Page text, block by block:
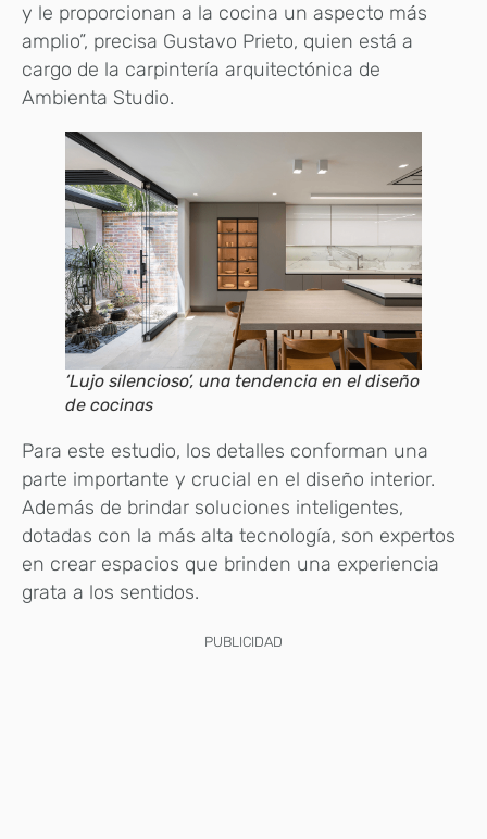
y le proporcionan a la cocina un aspecto más
amplio”, precisa Gustavo Prieto, quien está a
cargo de la carpintería arquitectónica de
Ambienta Studio.
‘Lujo silencioso’, una tendencia en el diseño
de cocinas
Para este estudio, los detalles conforman una
parte importante y crucial en el diseño interior.
Además de brindar soluciones inteligentes,
dotadas con la más alta tecnología, son expertos
en crear espacios que brinden una experiencia
grata a los sentidos.
PUBLICIDAD